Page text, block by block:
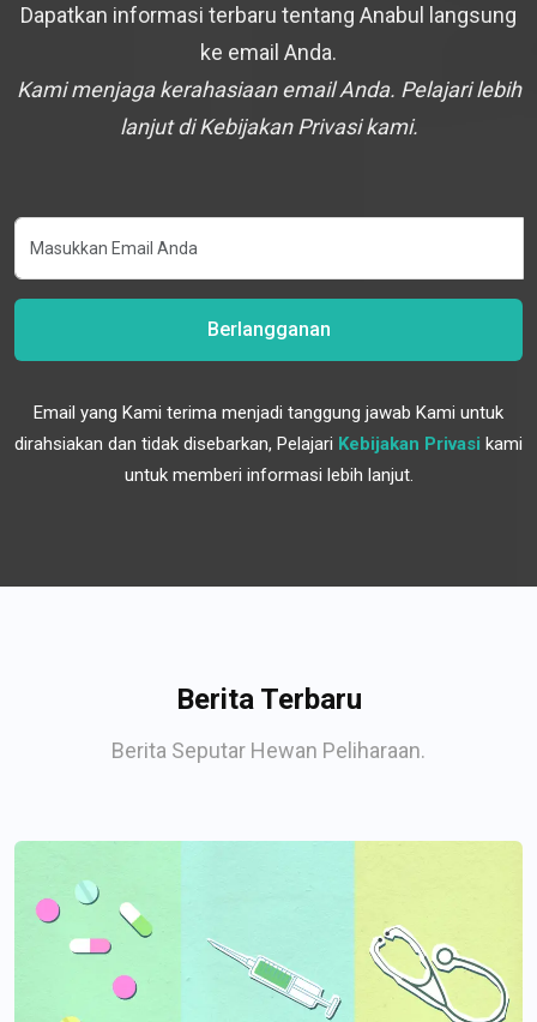
Dapatkan informasi terbaru tentang Anabul langsung
ke email Anda.
Kami menjaga kerahasiaan email Anda. Pelajari lebih
lanjut di Kebijakan Privasi kami.
Berlangganan
Email yang Kami terima menjadi tanggung jawab Kami untuk
dirahsiakan dan tidak disebarkan, Pelajari Kebijakan Privasi kami
untuk memberi informasi lebih lanjut.
Berita Terbaru
Berita Seputar Hewan Peliharaan.